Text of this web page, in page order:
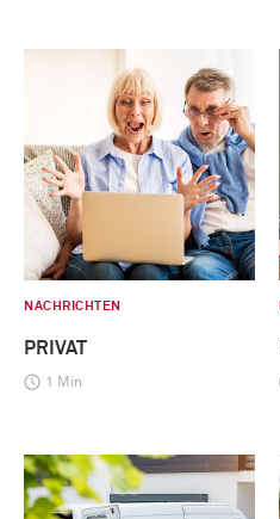
NACHRICHTEN
PRIVAT
1 Min